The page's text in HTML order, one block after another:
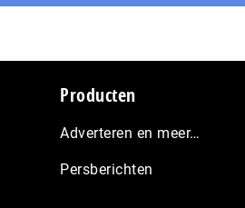
Producten
Adverteren en meer…
Persberichten